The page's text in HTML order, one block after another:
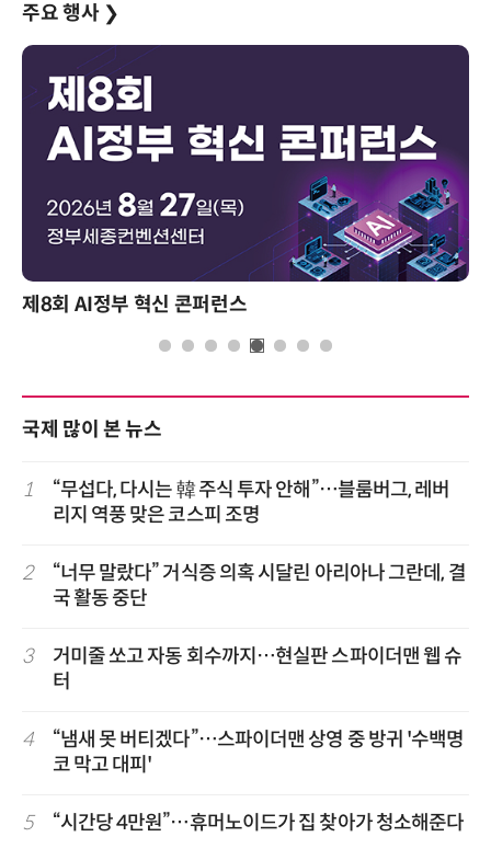
주요 행사 ❯
제8회 AI정부 혁신 콘퍼런스
국제 많이 본 뉴스
1
“무섭다, 다시는 韓 주식 투자 안해”…블룸버그, 레버
리지 역풍 맞은 코스피 조명
2
“너무 말랐다” 거식증 의혹 시달린 아리아나 그란데, 결
국 활동 중단
3
거미줄 쏘고 자동 회수까지…현실판 스파이더맨 웹 슈
터
4
“냄새 못 버티겠다”…스파이더맨 상영 중 방귀 '수백명
코 막고 대피'
5 “시간당 4만원”…휴머노이드가 집 찾아가 청소해준다